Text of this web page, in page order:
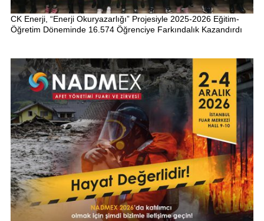
CK Enerji, “Enerji Okuryazarlığı” Projesiyle 2025-2026 Eğitim-
Öğretim Döneminde 16.574 Öğrenciye Farkındalık Kazandırdı